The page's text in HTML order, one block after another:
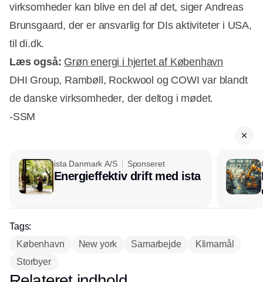
virksomheder kan blive en del af det, siger Andreas
Brunsgaard, der er ansvarlig for DIs aktiviteter i USA,
til di.dk.
Læs også: Grøn energi i hjertet af København
DHI Group, Rambøll, Rockwool og COWI var blandt
de danske virksomheder, der deltog i mødet.
-SSM
ista Danmark A/S Sponseret
Energieffektiv drift med ista
Tags:
København
New york Samarbejde
Klimamål
Storbyer